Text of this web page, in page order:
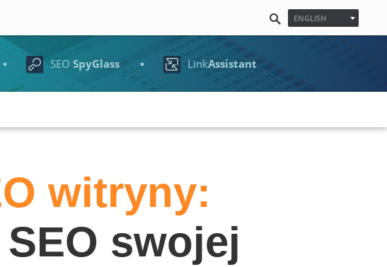
ENGLISH
ESPAÑOL
DEUTSCH
SEO SpyGlass LinkAssistant
witryny:
swojej